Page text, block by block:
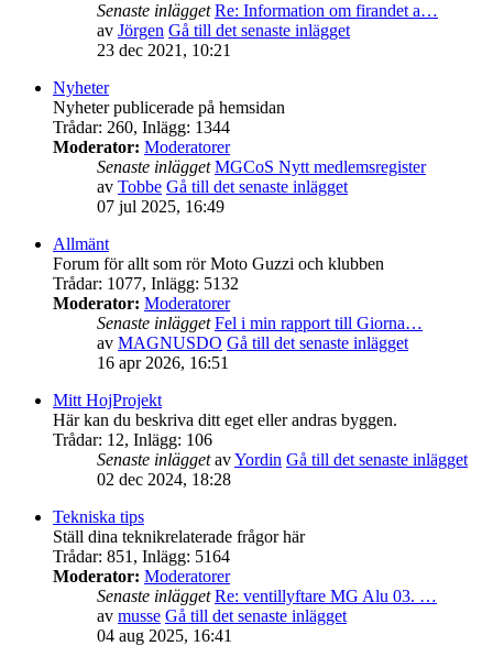
Senaste inlägget Re: Information om firandet a…
av Jörgen Gå till det senaste inlägget
23 dec 2021, 10:21
Nyheter
Nyheter publicerade på hemsidan
Trådar: 260, Inlägg: 1344
Moderator: Moderatorer
Senaste inlägget MGCoS Nytt medlemsregister
av Tobbe Gå till det senaste inlägget
07 jul 2025, 16:49
Allmänt
Forum för allt som rör Moto Guzzi och klubben
Trådar: 1077, Inlägg: 5132
Moderator: Moderatorer
Senaste inlägget Fel i min rapport till Giorna…
av MAGNUSDO Gå till det senaste inlägget
16 apr 2026, 16:51
Mitt HojProjekt
Här kan du beskriva ditt eget eller andras byggen.
Trådar: 12, Inlägg: 106
Senaste inläggetavYordin Gå till det senaste inlägget
02 dec 2024, 18:28
Tekniska tips
Ställ dina teknikrelaterade frågor här
Trådar: 851 , Inlägg: 5164
Moderator: Moderatorer
Senaste inlägget Re: ventillyftare MG Alu 03. …
av musse Gå till det senaste inlägget
04 aug 2025, 16:41